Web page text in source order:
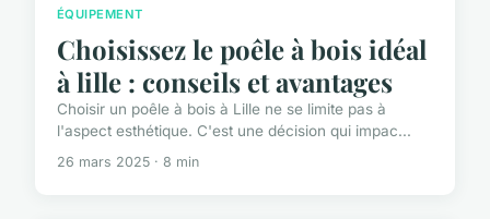
ÉQUIPEMENT
Choisissez le poêle à bois idéal
à lille : conseils et avantages
Choisir un poêle à bois à Lille ne se limite pas à
l'aspect esthétique. C'est une décision qui impac...
26 mars 2025 · 8 min